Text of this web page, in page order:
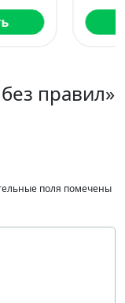
Скачать
правил»
поля помечены